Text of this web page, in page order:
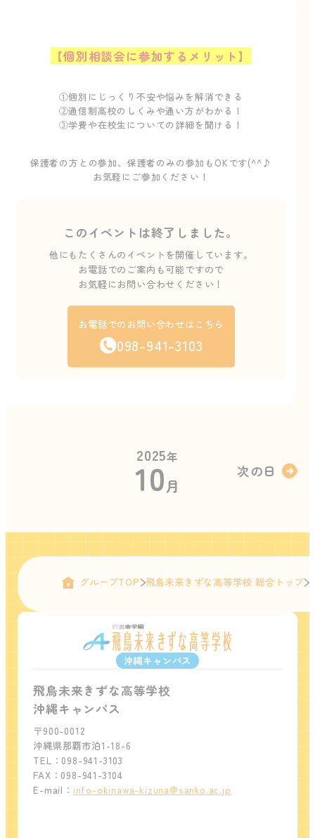
【個別相談会に参加するメリット】
①個別にじっくり不安や悩みを解消できる
②通信制高校のしくみや通い方がわかる！
③学費や在校生についての詳細を聞ける！
保護者の方との参加、保護者のみの参加もOKです(^^♪
お気軽にご参加ください！
このイベントは終了しました。
他にもたくさんのイベントを開催しています。
お電話でのご案内も可能ですので
お気軽にお問い合わせください！
お電話でのお問い合わせはこちら
098-941-3103
2025年
10月
次の日
グループTOP 飛鳥未来きずな高等学校 総合トップ
沖縄キャンパス
飛鳥未来きずな高等学校
沖縄キャンパス
〒900-0012
沖縄県那覇市泊1-18-6
TEL：098-941-3103
FAX：098-941-3104
E-mail： info-okinawa-kizuna@sanko.ac.jp